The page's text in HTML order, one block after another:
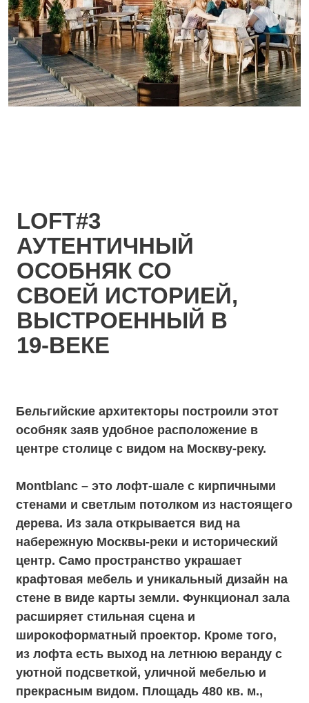
широкоформатный проектор. Кроме того,
из лофта есть выход на летнюю веранду с
уютной подсветкой, уличной мебелью и
прекрасным видом. Площадь 480 кв. м.,
банкет до 400 персон, фуршет до 600
персон.
до 150 персон. Зал без аренды
Ratusha – просторный зал с множеством
окон, старинными колоннами и
антикварными деталями создают
атмосферу настоящей ратуши, в которой
когда-то проводили свои вечера
властители. Этот лофт можно спокойно
перестроить по своему желанию –
сказочный сад из цветов в окружении
грубых кирпичных стен. Площадь 210 кв.м.,
банкет до 120 персон, фуршет до 170
Wood. Брутальный зал Wood в прошлом
веке был кабинетом известного
американского миллионера, основателя
компании Westinghouse Electric Джорджа
течение семи лет создавал и воплощал в
жизнь свои гениальные идеи. Это камерное
пространство со всех сторон окружено
кирпичными стенами, на одной из которой
сохранились следы от нескольких арок,
ведущих в другой зал. Сейчас эти своды
украшают картины. В зале нет источников
естественного освещения, роль солнца
здесь выполняют лампы Эдисона.